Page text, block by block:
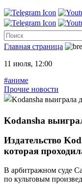
Главная страница
11 июля, 12:00
#аниме
Прочие новости
Kodansha
Издательство
которая
В арбитражном суде
по культовым